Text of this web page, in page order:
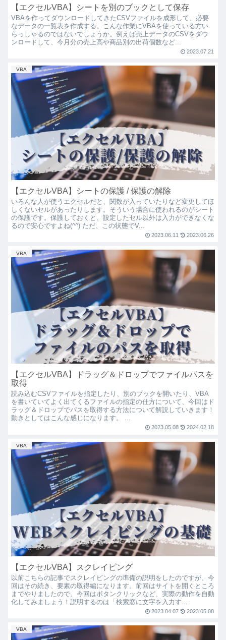
【エクセルVBA】シートを別のブックとして保存
VBAを作ってダウンロードしてきたCSVファイルを成形して、必要
なデータの一覧表を作成する。こんな作業にVBAを使っている方い
らっしゃるのではないでしょうか。例えば売上データのCSVをダウ
ンロードして、今月分の売上高や商品別の出荷個数など...
2023.07.21
VBA
【エクセルVBA】シートの保護 / 保護の解除
いろんな人が使うエクセルだと、関数が入っていたりなど変更してほ
しくないセルがあったりします。そういう場合に使われるのがシート
の保護です。保護しておくと、設定したセル以外は入力ができなくな
るので安心ですよね(^^) ただ、この状態でV...
2023.06.11 2023.06.26
VBA
【エクセルVBA】ドラッグ＆ドロップでファイルパスを
取得
読み込むCSVファイルを指定したり、別のブックを開いたり、VBA
を書いていてよく出てくるファイルの指定の仕方について、今回はド
ラッグ＆ドロップでパスを取得する方法について解説していきます！
動きとしてはこんな感じになります。 ...
2023.05.08 2024.02.18
VBA
【エクセルVBA】スクレイピング
以前こちらの記事でスクレイピングの準備の説明をしたのですが、今
回はその続き、要素の取得編になります。前回はサイトを開くところ
までやりましたので、今回はボタンクリックなど、実際の動作を自動
化してみましょう！説明するのは「検索窓に文字を入力す...
2023.04.07 2023.05.08
VBA